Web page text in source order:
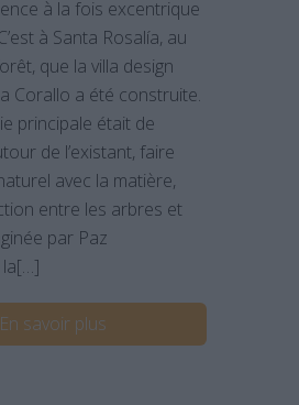
à la fois excentrique
à Santa Rosalía, au
que la villa design
Corallo a été construite.
principale était de
de l’existant, faire
avec la matière,
entre les arbres et
par Paz
la[…]
En savoir plus